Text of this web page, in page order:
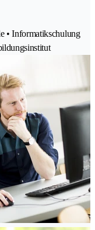
• Informatikschulung